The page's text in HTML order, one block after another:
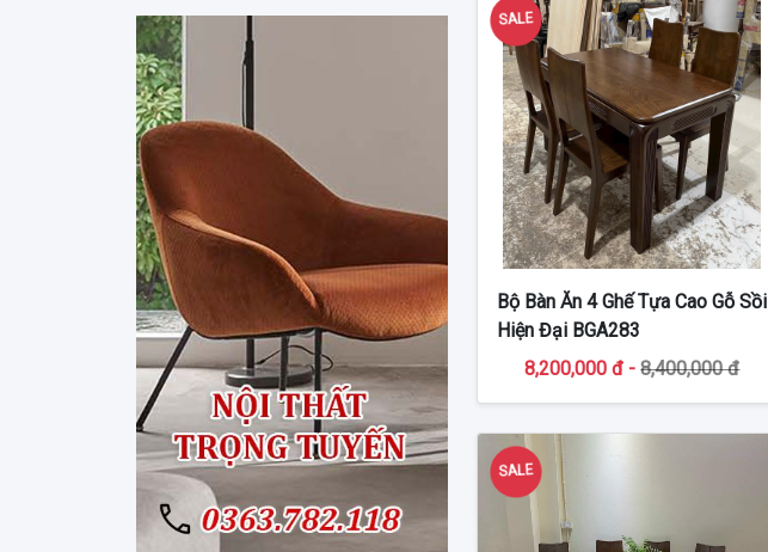
SALE
Bộ Bàn Ăn 4 Ghế Tựa Cao Gỗ Sồi
Hiện Đại BGA283
8,200,000 đ -8,400,000 đ
SALE